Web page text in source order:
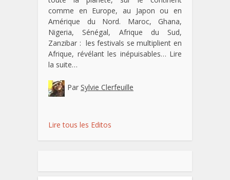
comme en Europe, au Japon ou en
Amérique du Nord. Maroc, Ghana,
Nigeria, Sénégal, Afrique du Sud,
Zanzibar : les festivals se multiplient en
Afrique, révélant les inépuisables… Lire
la suite…
Par Sylvie Clerfeuille
Lire tous les Editos